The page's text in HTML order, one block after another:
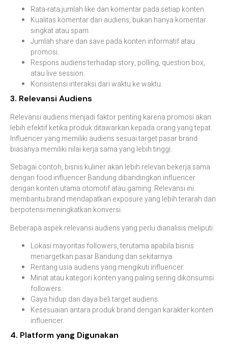
Rata-rata jumlah like dan komentar pada setiap konten.
Kualitas komentar dari audiens, bukan hanya komentar
singkat atau spam.
Jumlah share dan save pada konten informatif atau
promosi.
Respons audiens terhadap story, polling, question box,
atau live session.
Konsistensi interaksi dari waktu ke waktu.
3. Relevansi Audiens
Relevansi audiens menjadi faktor penting karena promosi akan
lebih efektif ketika produk ditawarkan kepada orang yang tepat.
Influencer yang memiliki audiens sesuai target pasar brand
biasanya memiliki nilai kerja sama yang lebih tinggi.
Sebagai contoh, bisnis kuliner akan lebih relevan bekerja sama
dengan food influencer Bandung dibandingkan influencer
dengan konten utama otomotif atau gaming. Relevansi ini
membantu brand mendapatkan exposure yang lebih terarah dan
berpotensi meningkatkan konversi.
Beberapa aspek relevansi audiens yang perlu dianalisis meliputi:
Lokasi mayoritas followers, terutama apabila bisnis
menargetkan pasar Bandung dan sekitarnya.
Rentang usia audiens yang mengikuti influencer.
Minat atau kategori konten yang paling sering dikonsumsi
followers.
Gaya hidup dan daya beli target audiens.
Kesesuaian antara produk brand dengan karakter konten
influencer.
4. Platform yang Digunakan